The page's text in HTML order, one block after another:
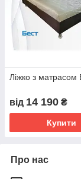
Ліжко з матрасом
від 14 190 ₴
Купити
Про нас